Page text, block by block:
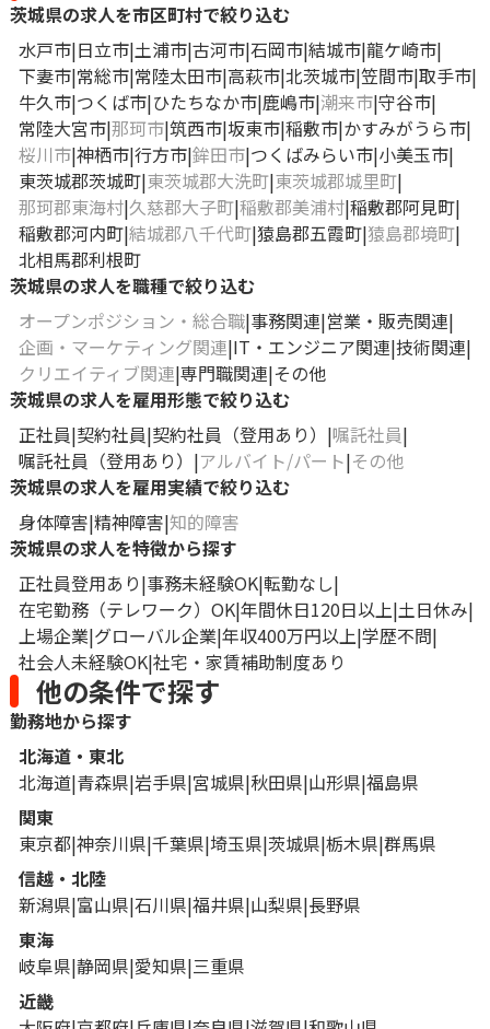
茨城県の求人を市区町村で絞り込む
水戸市 日立市 土浦市 古河市 石岡市 結城市 龍ケ崎市
下妻市 常総市 常陸太田市 高萩市 北茨城市 笠間市 取手市
牛久市 つくば市 ひたちなか市 鹿嶋市 潮来市 守谷市
常陸大宮市 那珂市 筑西市 坂東市 稲敷市 かすみがうら市
桜川市 神栖市 行方市 鉾田市 つくばみらい市 小美玉市
東茨城郡茨城町 東茨城郡大洗町 東茨城郡城里町
那珂郡東海村 久慈郡大子町 稲敷郡美浦村 稲敷郡阿見町
稲敷郡河内町 結城郡八千代町 猿島郡五霞町 猿島郡境町
北相馬郡利根町
茨城県の求人を職種で絞り込む
オープンポジション・総合職 事務関連 営業・販売関連
企画・マーケティング関連 IT・エンジニア関連 技術関連
クリエイティブ関連 専門職関連 その他
茨城県の求人を雇用形態で絞り込む
正社員 契約社員 契約社員（登用あり）
嘱託社員
嘱託社員（登用あり）
アルバイト/パート その他
茨城県の求人を雇用実績で絞り込む
身体障害 精神障害 知的障害
茨城県の求人を特徴から探す
正社員登用あり 事務未経験OK 転勤なし
在宅勤務（テレワーク）OK 年間休日120日以上 土日休み
上場企業 グローバル企業 年収400万円以上 学歴不問
社会人未経験OK 社宅・家賃補助制度あり
他の条件で探す
勤務地から探す
北海道・東北
北海道 青森県 岩手県 宮城県 秋田県 山形県 福島県
関東
東京都 神奈川県 千葉県 埼玉県 茨城県 栃木県 群馬県
信越・北陸
新潟県 富山県 石川県 福井県 山梨県 長野県
東海
岐阜県 静岡県 愛知県 三重県
近畿